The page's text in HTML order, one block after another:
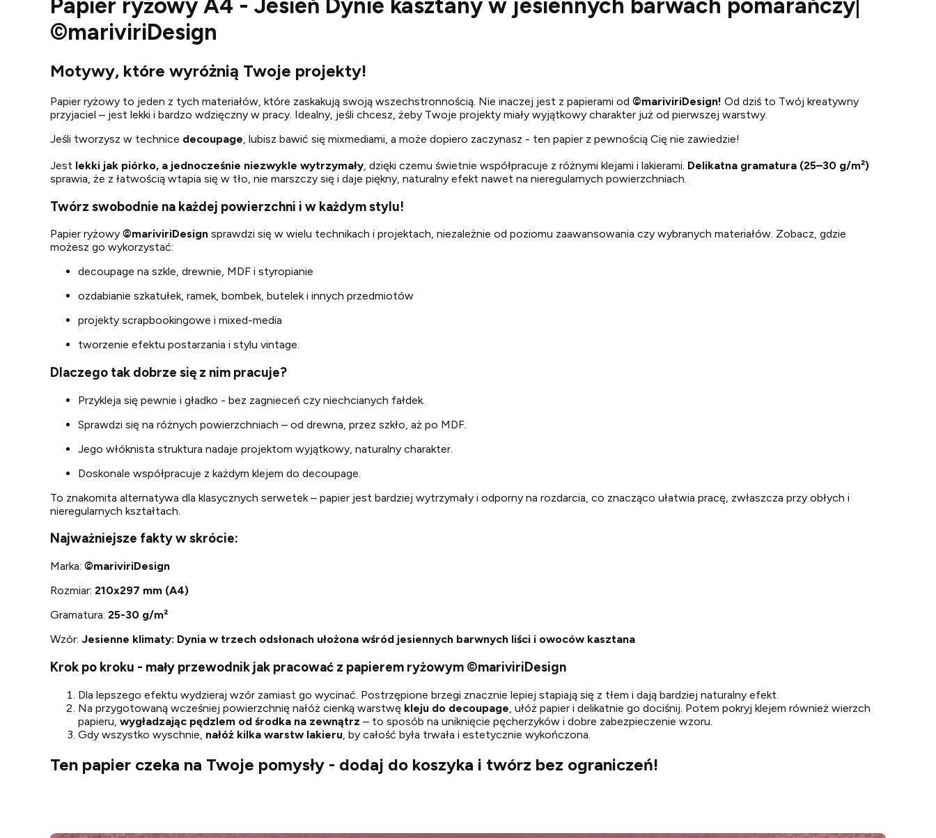
Papier ryżowy A4 - Jesień Dynie kasztany w jesiennych barwach pomarańczy|
©mariviriDesign
Motywy, które wyróżnią Twoje projekty!
Papier ryżowy to jeden z tych materiałów, które zaskakują swoją wszechstronnością. Nie inaczej jest z papierami od ©mariviriDesign! Od dziś to Twój kreatywny
przyjaciel – jest lekki i bardzo wdzięczny w pracy. Idealny, jeśli chcesz, żeby Twoje projekty miały wyjątkowy charakter już od pierwszej warstwy.
Jeśli tworzysz w technice decoupage , lubisz bawić się mixmediami, a może dopiero zaczynasz - ten papier z pewnością Cię nie zawiedzie!
Jest lekki jak piórko, a jednocześnie niezwykle wytrzymały , dzięki czemu świetnie współpracuje z różnymi klejami i lakierami. Delikatna gramatura (25–30 g/m²)
sprawia, że z łatwością wtapia się w tło, nie marszczy się i daje piękny, naturalny efekt nawet na nieregularnych powierzchniach.
Twórz swobodnie na każdej powierzchni i w każdym stylu!
Papier ryżowy ©mariviriDesign sprawdzi się w wielu technikach i projektach, niezależnie od poziomu zaawansowania czy wybranych materiałów. Zobacz, gdzie
możesz go wykorzystać:
decoupage na szkle, drewnie, MDF i styropianie
ozdabianie szkatułek, ramek, bombek, butelek i innych przedmiotów
projekty scrapbookingowe i mixed-media
tworzenie efektu postarzania i stylu vintage.
Dlaczego tak dobrze się z nim pracuje?
Przykleja się pewnie i gładko - bez zagnieceń czy niechcianych fałdek.
Sprawdzi się na różnych powierzchniach – od drewna, przez szkło, aż po MDF.
Jego włóknista struktura nadaje projektom wyjątkowy, naturalny charakter.
Doskonale współpracuje z każdym klejem do decoupage.
To znakomita alternatywa dla klasycznych serwetek – papier jest bardziej wytrzymały i odporny na rozdarcia, co znacząco ułatwia pracę, zwłaszcza przy obłych i
nieregularnych kształtach.
Najważniejsze fakty w skrócie:
Marka: ©mariviriDesign
Rozmiar: 210x297 mm (A4)
Gramatura: 25-30 g/m²
Wzór: Jesienne klimaty: Dynia w trzech odsłonach ułożona wśród jesiennych barwnych liści i owoców kasztana
Krok po kroku - mały przewodnik jak pracować z papierem ryżowym ©mariviriDesign
Dla lepszego efektu wydzieraj wzór zamiast go wycinać. Postrzępione brzegi znacznie lepiej stapiają się z tłem i dają bardziej naturalny efekt.
Na przygotowaną wcześniej powierzchnię nałóż cienką warstwę kleju do decoupage , ułóż papier i delikatnie go dociśnij. Potem pokryj klejem również wierzch
papieru, wygładzając pędzlem od środka na zewnątrz – to sposób na uniknięcie pęcherzyków i dobre zabezpieczenie wzoru.
Gdy wszystko wyschnie, nałóż kilka warstw lakieru , by całość była trwała i estetycznie wykończona.
Ten papier czeka na Twoje pomysły - dodaj do koszyka i twórz bez ograniczeń!